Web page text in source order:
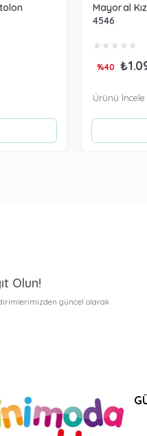
Mayoral
4546
★ ★ ★ ★ ★
%40
Ürünü İncele
Olun!
güncel olarak